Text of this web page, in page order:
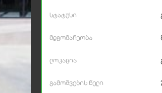
სტატუსი
მდგომარეობა
ლოკაცია
გამოშვების წელი